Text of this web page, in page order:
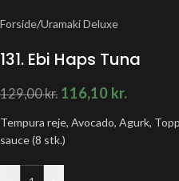
Forside/Uramaki Deluxe
131. Ebi Haps Tuna
129,00kr. 116,10 kr.
Tempura reje, Avocado, Agurk,
sauce (8 stk.)